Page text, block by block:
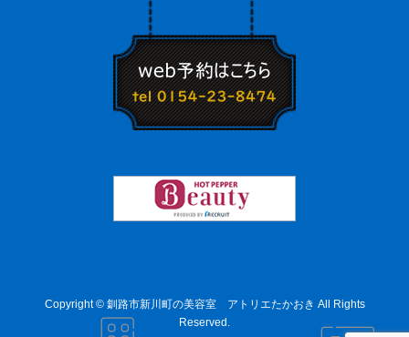
Copyright © 釧路市新川町の美容室 アトリエたかおき All Rights
Reserved.